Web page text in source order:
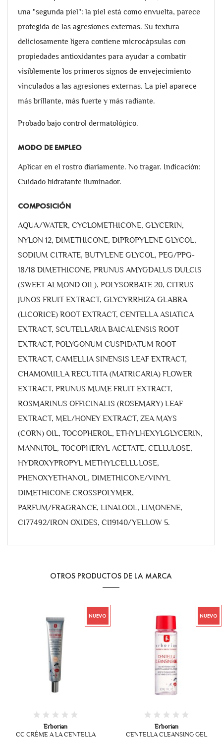
una "segunda piel": la piel está como envuelta, parece
protegida de las agresiones externas. Su textura
deliciosamente ligera contiene microcápsulas con
propiedades antioxidantes para ayudar a combatir
visiblemente los primeros signos de envejecimiento
vinculados a las agresiones externas. La piel aparece
más brillante, más fuerte y más radiante.
Probado bajo control dermatológico.
MODO DE EMPLEO
Aplicar en el rostro diariamente. No tragar. Indicación:
Cuidado hidratante iluminador.
COMPOSICIÓN
AQUA/WATER, CYCLOMETHICONE, GLYCERIN,
NYLON 12, DIMETHICONE, DIPROPYLENE GLYCOL,
SODIUM CITRATE, BUTYLENE GLYCOL, PEG/PPG-
18/18 DIMETHICONE, PRUNUS AMYGDALUS DULCIS
(SWEET ALMOND OIL), POLYSORBATE 20, CITRUS
JUNOS FRUIT EXTRACT, GLYCYRRHIZA GLABRA
(LICORICE) ROOT EXTRACT, CENTELLA ASIATICA
EXTRACT, SCUTELLARIA BAICALENSIS ROOT
EXTRACT, POLYGONUM CUSPIDATUM ROOT
EXTRACT, CAMELLIA SINENSIS LEAF EXTRACT,
CHAMOMILLA RECUTITA (MATRICARIA) FLOWER
EXTRACT, PRUNUS MUME FRUIT EXTRACT,
ROSMARINUS OFFICINALIS (ROSEMARY) LEAF
EXTRACT, MEL/HONEY EXTRACT, ZEA MAYS
(CORN) OIL, TOCOPHEROL, ETHYLHEXYLGLYCERIN,
MANNITOL, TOCOPHERYL ACETATE, CELLULOSE,
HYDROXYPROPYL METHYLCELLULOSE,
PHENOXYETHANOL, DIMETHICONE/VINYL
DIMETHICONE CROSSPOLYMER,
PARFUM/FRAGRANCE, LINALOOL, LIMONENE,
CI77492/IRON OXIDES, CI19140/YELLOW 5.
OTROS PRODUCTOS DE LA MARCA
NUEVO
Erborian
CENTELLA CLEANSING GEL